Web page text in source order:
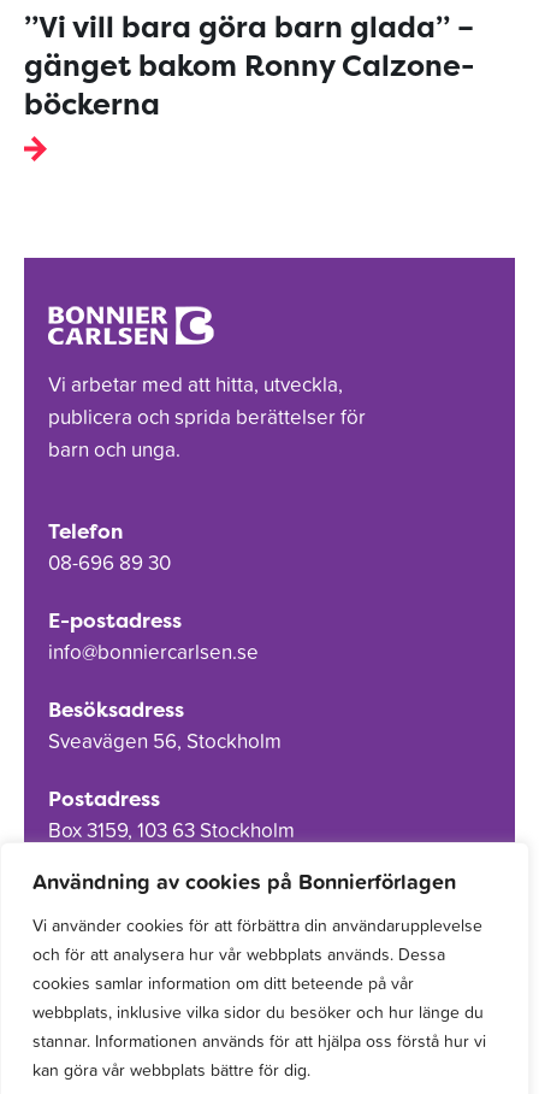
Användning av cookies på Bonnierförlagen
Vi använder cookies för att förbättra din användarupplevelse
och för att analysera hur vår webbplats används. Dessa
cookies samlar information om ditt beteende på vår
webbplats, inklusive vilka sidor du besöker och hur länge du
stannar. Informationen används för att hjälpa oss förstå hur vi
kan göra vår webbplats bättre för dig.
”Vi vill bara göra barn glada” –
gänget bakom Ronny Calzone-
böckerna
Vi arbetar med att hitta, utveckla,
publicera och sprida berättelser för
barn och unga.
Telefon
08-696 89 30
E-postadress
info@bonniercarlsen.se
Besöksadress
Sveavägen 56, Stockholm
Postadress
Box 3159, 103 63 Stockholm
Om Bonnierförlagen
Cookies
Integritetspolicy